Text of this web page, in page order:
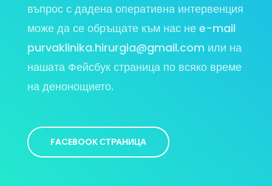
въпрос с дадена оперативна интервенция
може да се обръщате към нас не e-mail
purvaklinika.hirurgia@gmail.com или на
нашата Фейсбук страница по всяко време
на денонощието.
FACEBOOK СТРАНИЦА